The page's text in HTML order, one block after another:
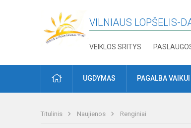
VILNIAUS LOPŠELIS-
VEIKLOS SRITYS
PRADŽIAUGDYMAS PAGALBA
Titulinis Naujienos Renginiai